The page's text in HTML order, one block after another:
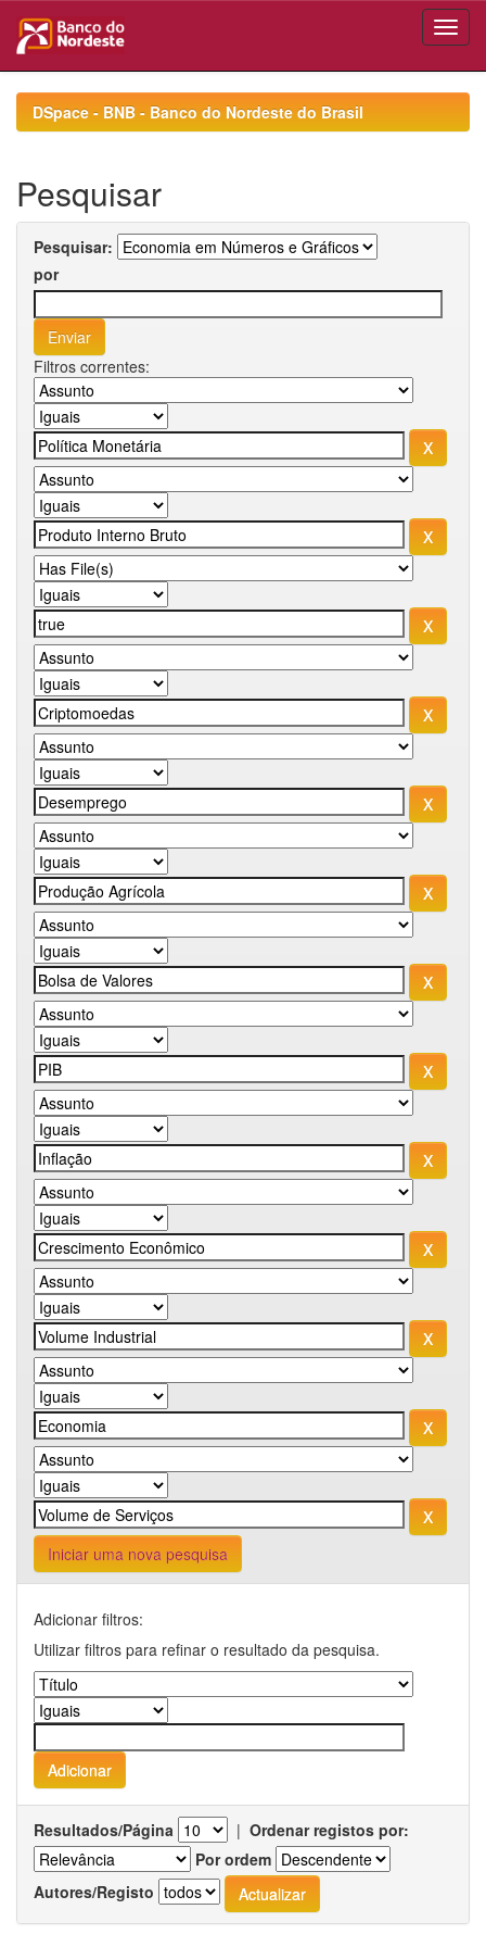
navigationDSpace - BNB - Banco do Nordeste do Brasil
Pesquisar
Pesquisar:
por
Filtros correntes:
Iniciar uma nova pesquisa
Adicionar filtros:
Utilizar filtros para refinar o resultado da pesquisa.
Resultados/Página | Ordenar registos por:
Por ordem
Autores/Registo